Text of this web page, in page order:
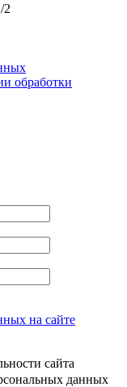
2
обработки
на сайте
сайта
данных